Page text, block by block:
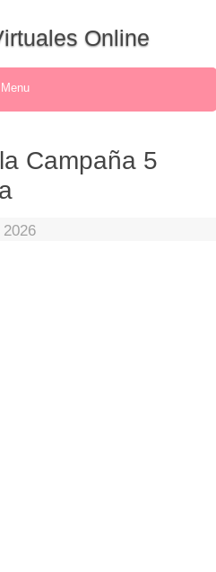
Online
Menu
Campaña 5